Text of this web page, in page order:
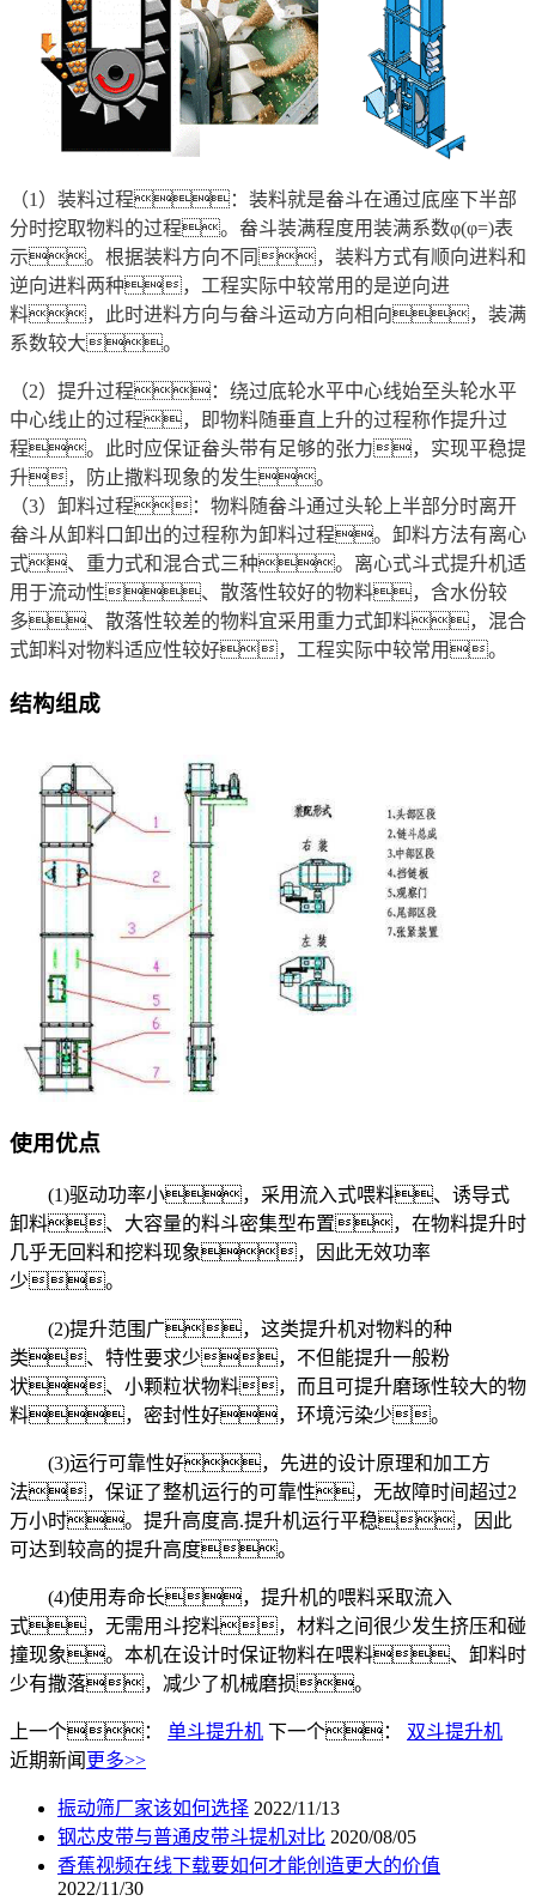
（1）装料过程：装料就是畚斗在通过底座下半部
分时挖取物料的过程。畚斗装满程度用装满系数φ(φ=)表
示。根据装料方向不同，装料方式有顺向进料和
逆向进料两种，工程实际中较常用的是逆向进
料，此时进料方向与畚斗运动方向相向，装满
系数较大。
（2）提升过程：绕过底轮水平中心线始至头轮水平
中心线止的过程，即物料随垂直上升的过程称作提升过
程。此时应保证畚头带有足够的张力，实现平稳提
升，防止撒料现象的发生。
（3）卸料过程：物料随畚斗通过头轮上半部分时离开
畚斗从卸料口卸出的过程称为卸料过程。卸料方法有离心
式、重力式和混合式三种。离心式斗式提升机适
用于流动性、散落性较好的物料，含水份较
多、散落性较差的物料宜采用重力式卸料，混合
式卸料对物料适应性较好，工程实际中较常用。
结构组成
使用优点
(1)驱动功率小，采用流入式喂料、诱导式
卸料、大容量的料斗密集型布置，在物料提升时
几乎无回料和挖料现象，因此无效功率
少。
(2)提升范围广，这类提升机对物料的种
类、特性要求少，不但能提升一般粉
状、小颗粒状物料，而且可提升磨琢性较大的物
料，密封性好，环境污染少。
(3)运行可靠性好，先进的设计原理和加工方
法，保证了整机运行的可靠性，无故障时间超过2
万小时。提升高度高.提升机运行平稳，因此
可达到较高的提升高度。
(4)使用寿命长，提升机的喂料采取流入
式，无需用斗挖料，材料之间很少发生挤压和碰
撞现象。本机在设计时保证物料在喂料、卸料时
少有撒落，减少了机械磨损。
上一个： 单斗提升机 下一个： 双斗提升机
近期新闻 更多>>
振动筛厂家该如何选择 2022/11/13
钢芯皮带与普通皮带斗提机对比 2020/08/05
香蕉视频在线下载要如何才能创造更大的价值
2022/11/30